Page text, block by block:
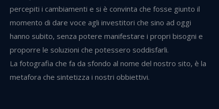
percepiti i cambiamenti e si è convinta che fosse giunto il
momento di dare voce agli investitori che sino ad oggi
hanno subito, senza potere manifestare i propri bisogni e
proporre le soluzioni che potessero soddisfarli.
La fotografia che fa da sfondo al nome del nostro sito, è la
metafora che sintetizza i nostri obbiettivi.